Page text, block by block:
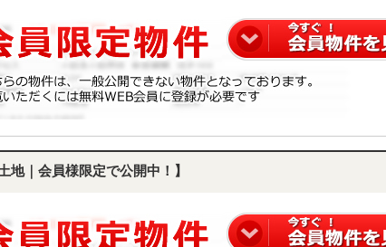
地｜会員様限定で公開中！】